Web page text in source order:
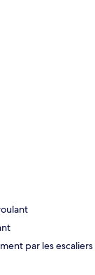
par les escaliers